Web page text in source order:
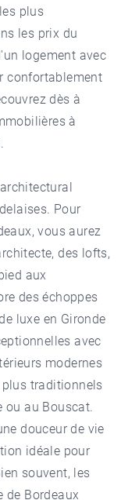
plus
les prix du
logement avec
confortablement
dès à
à
Pour
, vous aurez
des lofts,
aux
des échoppes
luxe en Gironde
avec
modernes
plus traditionnels
ou au Bouscat.
douceur de vie
idéale pour
souvent, les
de Bordeaux